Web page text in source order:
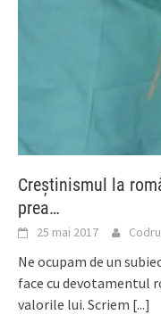
Creştinismul la
prea…
25 mai 2017
Ne ocupam de un
face cu devotamentul
valorile lui. Scriem [...]